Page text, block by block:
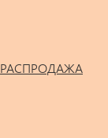
РАСПРОДАЖА